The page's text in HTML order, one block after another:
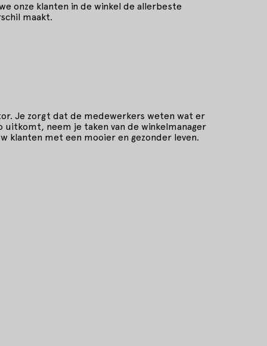
onze klanten in de winkel de allerbeste
maakt.
Je zorgt dat de medewerkers weten wat er
neem je taken van de winkelmanager
klanten met een mooier en gezonder leven.